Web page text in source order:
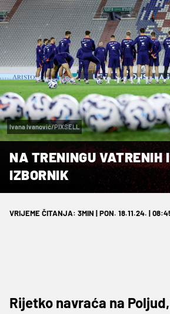
Ivana Ivanović/PIXSELL
NA TRENINGU VATRENIH
IZBORNIK
VRIJEME ČITANJA: 3MIN | PON. 18.11.24. |
Rijetko navraća na